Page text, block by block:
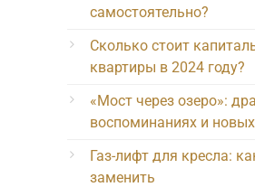
самостоятельно?
Сколько стоит
квартиры в 2024 году?
«Мост через озеро»:
воспоминаниях и
Газ-лифт для кресла:
заменить